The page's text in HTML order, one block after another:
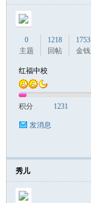
0
主题
1218
回帖
1753
金钱
红福中校
积分 1231
发消息
秀儿